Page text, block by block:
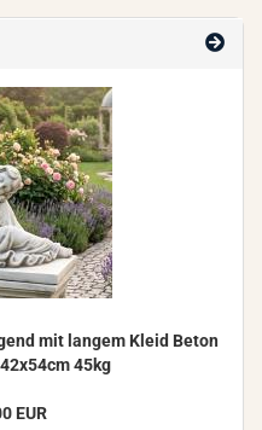
mit lan­gem Kleid Beton
45kg
EUR